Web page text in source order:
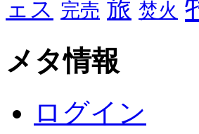
ェス 完売 旅 焚火
メタ情報
ログイン